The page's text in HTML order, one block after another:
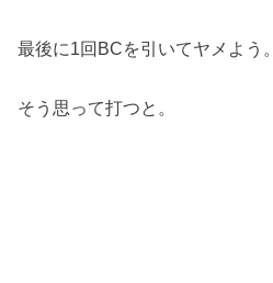
最後に1回BCを引いてヤメよう。
そう思って打つと。